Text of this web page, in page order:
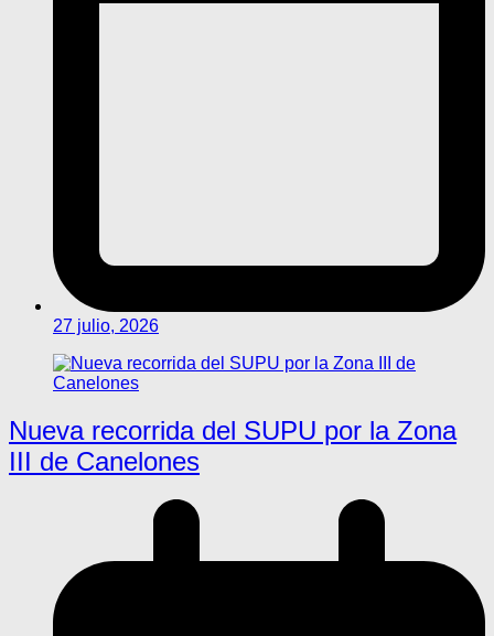
27 julio, 2026
Nueva recorrida del SUPU por la Zona
III de Canelones